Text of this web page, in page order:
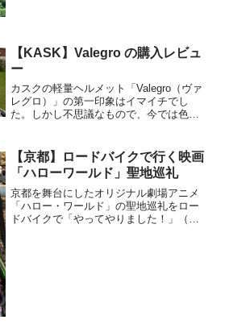
【KASK】Valegro の購入レビュ
ー
カスクの軽量ヘルメット「Valegro（ヴァ
レグロ）」の第一印象はイマイチでし
た。しかし不思議なもので、今では色違
KASKのヘルメット「Valegro」。しかし
何となく...
【京都】ロードバイクで行く映画
「ハローワールド」聖地巡礼
京都を舞台にしたオリジナル劇場アニメ
「ハロー・ワールド」の聖地巡礼をロー
ドバイクで「やってやりました！」（一